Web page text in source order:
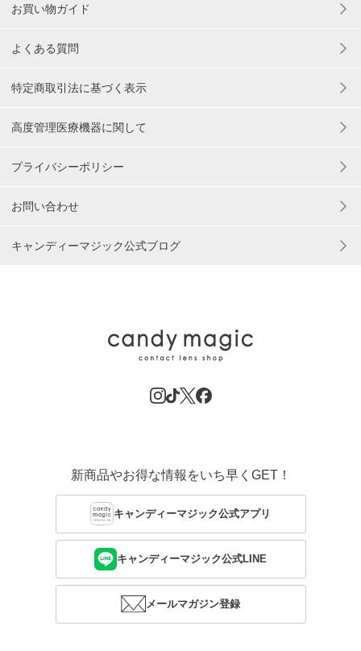
お買い物ガイド
よくある質問
特定商取引法に基づく表示
高度管理医療機器に関して
プライバシーポリシー
お問い合わせ
キャンディーマジック公式ブログ
新商品やお得な情報をいち早くGET！
キャンディーマジック公式アプリ
キャンディーマジック公式LINE
メールマガジン登録